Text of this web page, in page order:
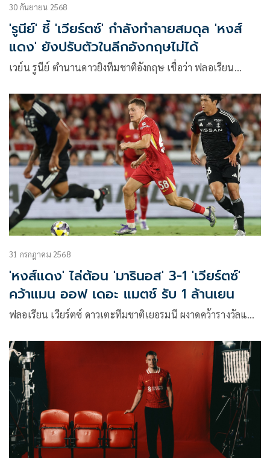
30 กันยายน 2568
'รูนีย์' ชี้ 'เวียร์ตซ์' กำลังทำลายสมดุล 'หงส์
แดง' ยังปรับตัวในลีกอังกฤษไม่ได้
เวย์น รูนีย์ ตำนานดาวยิงทีมชาติอังกฤษ เชื่อว่า ฟลอเรียน…
31 กรกฎาคม 2568
'หงส์แดง' ไล่ต้อน 'มารินอส' 3-1 'เวียร์ตซ์'
คว้าแมน ออฟ เดอะ แมตช์ รับ 1 ล้านเยน
ฟลอเรียน เวียร์ตซ์ ดาวเตะทีมชาติเยอรมนี ผงาดคว้ารางวัลแ…